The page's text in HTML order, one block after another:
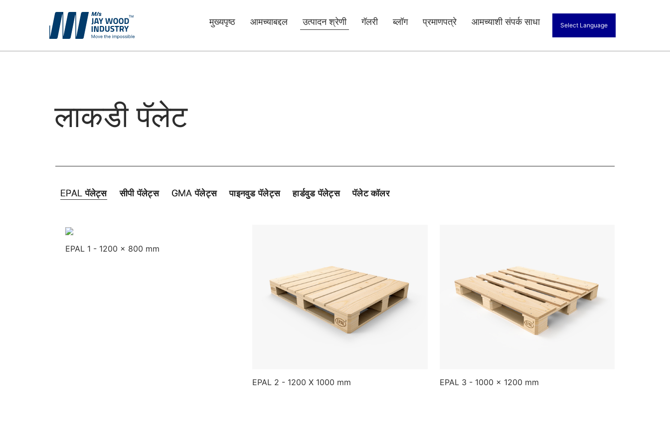
मुख्यपृष्ठ आमच्याबद्दल उत्पादन श्रेणी गॅलरी ब्लॉग प्रमाणपत्रे आमच्याशी संपर्क साधा Select Language
लाकडी पॅलेट
लाकडी पॅलेट
EPAL पॅलेट्स सीपी पॅलेट्स GMA पॅलेट्स पाइनवुड पॅलेट्स हार्डवुड पॅलेट्स पॅलेट कॉलर
EPAL 1 - 1200 x 800 mm
EPAL 2 - 1200 X 1000 mm EPAL 3 - 1000 x 1200 mm